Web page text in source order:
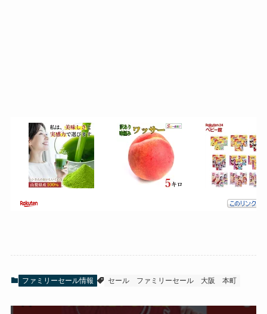
ファミリーセール情報 セール ファミリーセール 大阪 本町